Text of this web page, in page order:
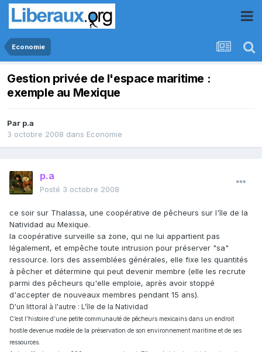
Economie
Gestion privée de l'espace maritime :
exemple au Mexique
Par p.a
3 octobre 2008 dans Economie
p.a
Posté 3 octobre 2008
ce soir sur Thalassa, une coopérative de pêcheurs sur l'île de la
Natividad au Mexique.
la coopérative surveille sa zone, qui ne lui appartient pas
légalement, et empêche toute intrusion pour préserver "sa"
ressource. lors des assemblées générales, elle fixe les quantités
à pêcher et détermine qui peut devenir membre (elle les recrute
parmi des pêcheurs qu'elle emploie, après avoir stoppé
d'accepter de nouveaux membres pendant 15 ans).
D'un littoral à l'autre : L'île de la Natividad
C’est l’histoire d’une petite communauté de pêcheurs mexicains dans un endroit
hostile devenue modèle de la préservation de son environnement maritime et de ses
ressources.